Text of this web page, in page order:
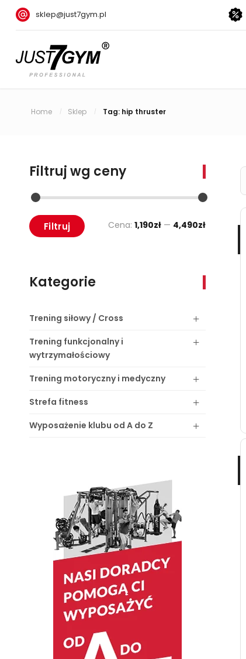
sklep@just7gym.pl
Home / Sklep / Tag: hip thruster
Filtruj wg ceny
Filtruj Cena: 1,190zł — 4,490zł
Kategorie
Trening siłowy / Cross
Trening funkcjonalny i
wytrzymałościowy
Trening motoryczny i medyczny
Strefa fitness
Wyposażenie klubu od A do Z